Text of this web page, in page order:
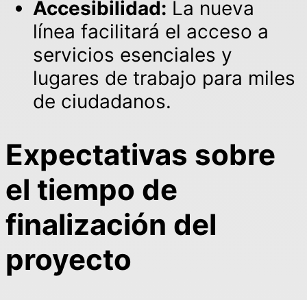
Accesibilidad: La nueva
línea facilitará el acceso a
servicios esenciales y
lugares de trabajo para miles
de ciudadanos.
Expectativas sobre
el tiempo de
finalización del
proyecto